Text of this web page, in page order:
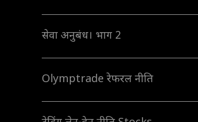
सेवा अनुबंध। भाग 2
Olymptrade रेफरल नीति